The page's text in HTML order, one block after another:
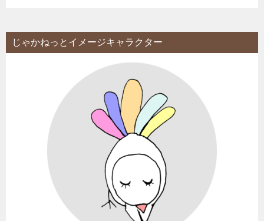
じゃかねっとイメージキャラクター